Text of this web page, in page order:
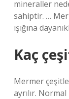
mineraller
sahiptir. …
ışığına
Kaç
Mermer
ayrılır.